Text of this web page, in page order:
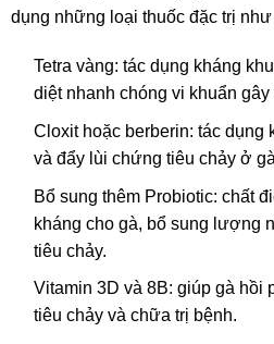
dụng những loại thuốc đặc trị như
Tetra vàng: tác dụng kháng
diệt nhanh chóng vi khuẩn gây
Cloxit hoặc berberin: tác dụng
và đẩy lùi chứng tiêu chảy ở
Bổ sung thêm Probiotic: chất
kháng cho gà, bổ sung lượng
tiêu chảy.
Vitamin 3D và 8B: giúp gà hồi
tiêu chảy và chữa trị bệnh.